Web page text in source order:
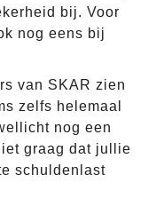
bij. Voor
nog eens bij
van SKAR zien
zelfs helemaal
nog een
graag dat jullie
schuldenlast